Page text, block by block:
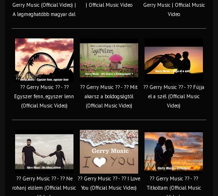
Gerry Music (Official Video) |
A legmeghatóbb magyar dal
| Official Music Video
Gerry Music | Official Music
Video
?? Gerry Music ?? - ??
Egyszer fenn, egyszer lenn
(Official Music Video)
?? Gerry Music ?? - ?? Mit
akarsz a boldogságtól
(Official Music Video)
?? Gerry Music ?? - ?? Fújja
el a szél (Official Music
Video)
?? Gerry Music ?? - ?? Ne
rohanj előlem (Official Music
?? Gerry Music ?? - ?? I Love
You (Official Music Video)
?? Gerry Music ?? - ??
Titkoltam (Official Music